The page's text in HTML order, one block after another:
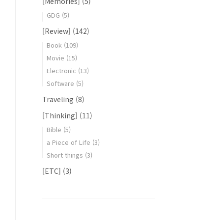
GDG (5)
[Review] (142)
Book (109)
Movie (15)
Electronic (13)
Software (5)
Traveling (8)
[Thinking] (11)
Bible (5)
a Piece of Life (3)
Short things (3)
[ETC] (3)